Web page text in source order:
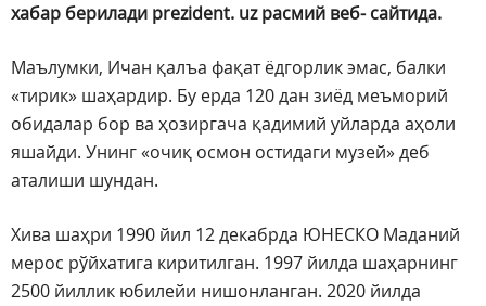
хабар берилади prezident. uz расмий веб- сайтида.
Маълумки, Ичан қалъа фақат ёдгорлик эмас, балки
«тирик» шаҳардир. Бу ерда 120 дан зиёд меъморий
обидалар бор ва ҳозиргача қадимий уйларда аҳоли
яшайди. Унинг «очиқ осмон остидаги музей» деб
аталиши шундан.
Хива шаҳри 1990 йил 12 декабрда ЮНЕСКО Маданий
мерос рўйхатига киритилган. 1997 йилда шаҳарнинг
2500 йиллик юбилейи нишонланган. 2020 йилда